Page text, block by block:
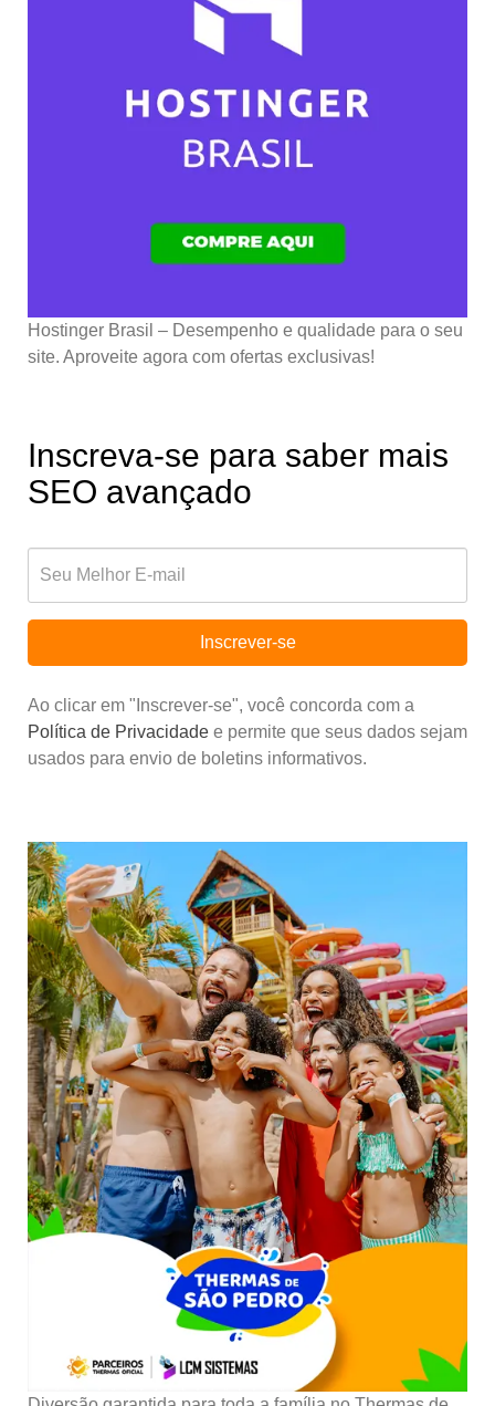
Hostinger Brasil – Desempenho e qualidade para o seu
site. Aproveite agora com ofertas exclusivas!
Inscreva-se para saber mais
SEO avançado
Inscrever-se
Ao clicar em "Inscrever-se", você concorda com a
Política de Privacidade e permite que seus dados sejam
usados para envio de boletins informativos.